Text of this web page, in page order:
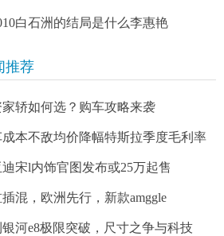
白石洲的结局是什么李惠艳
推荐
轿如何选？购车攻略来袭
本不敌均价降幅特斯拉季度毛利率
迪宋l内饰官图发布或25万起售
混，欧洲先行，新款amggle
河e8极限突破，尺寸之争与科技